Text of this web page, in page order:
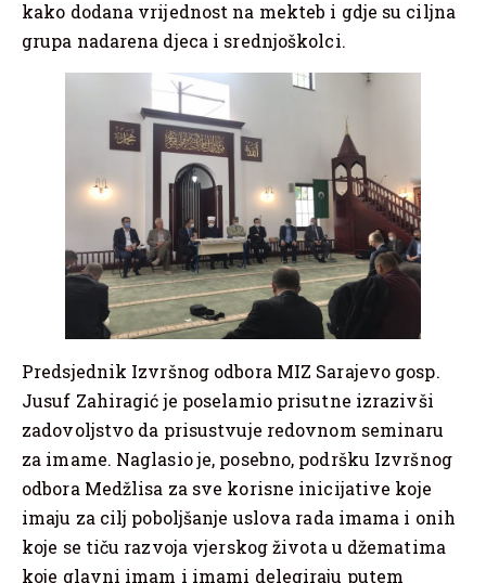
kako dodana vrijednost na mekteb i gdje su ciljna
grupa nadarena djeca i srednjoškolci.
Predsjednik Izvršnog odbora MIZ Sarajevo gosp.
Jusuf Zahiragić je poselamio prisutne izrazivši
zadovoljstvo da prisustvuje redovnom seminaru
za imame. Naglasio je, posebno, podršku Izvršnog
odbora Medžlisa za sve korisne inicijative koje
imaju za cilj poboljšanje uslova rada imama i onih
koje se tiču razvoja vjerskog života u džematima
koje glavni imam i imami delegiraju putem